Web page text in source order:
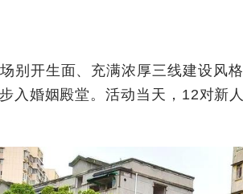
别开生面、充满浓厚三线建设风
入婚姻殿堂。活动当天，12对新